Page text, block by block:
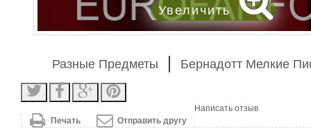
Увеличить
Разные Предметы Бернадотт Мелкие
Отправить другу
Печать
Написать отзыв